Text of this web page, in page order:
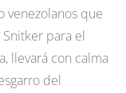
venezolanos que
para el
llevará con calma
del